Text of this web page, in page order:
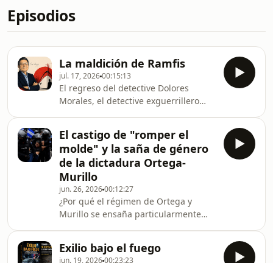
Episodios
La maldición de Ramfis
jul. 17, 202600:15:13
El regreso del detective Dolores
Morales, el detective exguerrillero
Cervantes nicaragüense Sergio
Ramírez. Su nueva novela, La
maldición de Ramfis, arranca con un
asesinato en un yate que perteneció
al dictador dominicano Rafael
Leónidas Trujillo. Te contamos en este
nuevo episodio de Nicaraguarte como
el exilio se convier
El castigo de "romper el
molde" y la saña de género
de la dictadura Ortega-
Murillo
jun. 26, 202600:12:27
¿Por qué el régimen de Ortega y
Murillo se ensaña particularmente
represión en Nicaragua además de
Exilio bajo el fuego
jun. 19, 202600:23:23